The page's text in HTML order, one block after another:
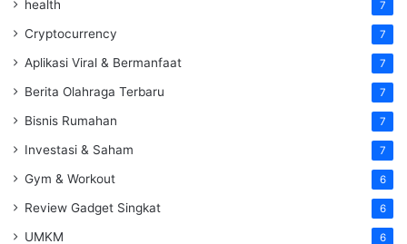
health 7
Cryptocurrency 7
Aplikasi Viral & Bermanfaat 7
Berita Olahraga Terbaru 7
Bisnis Rumahan 7
Investasi & Saham 7
Gym & Workout 6
Review Gadget Singkat 6
UMKM 6